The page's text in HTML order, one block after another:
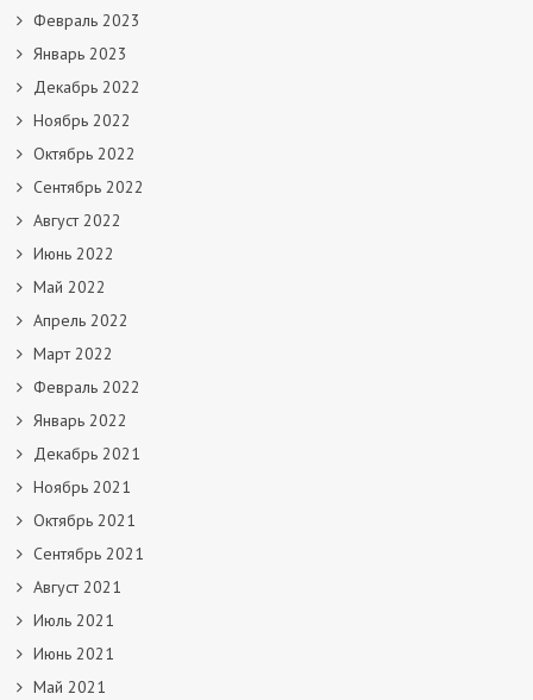
Февраль 2023
Январь 2023
Декабрь 2022
Ноябрь 2022
Октябрь 2022
Сентябрь 2022
Август 2022
Июнь 2022
Май 2022
Апрель 2022
Март 2022
Февраль 2022
Январь 2022
Декабрь 2021
Ноябрь 2021
Октябрь 2021
Сентябрь 2021
Август 2021
Июль 2021
Июнь 2021
Май 2021